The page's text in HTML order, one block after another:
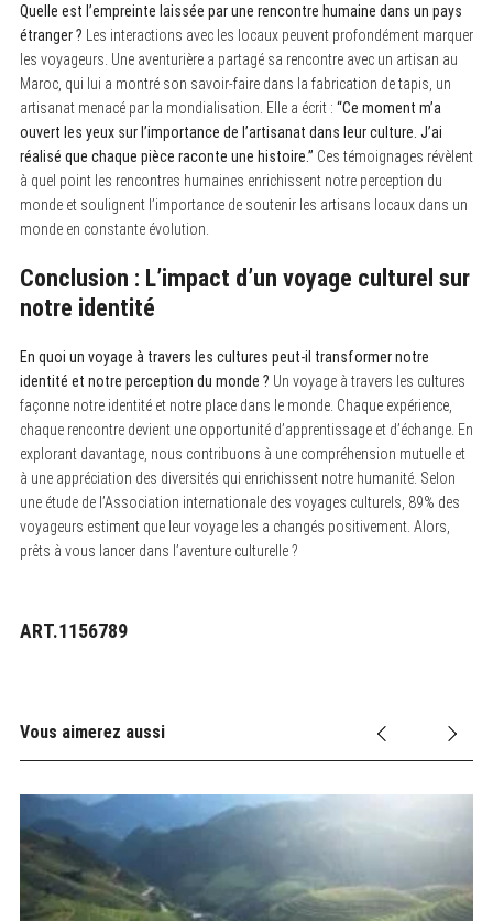
Quelle est l’empreinte laissée par une rencontre humaine dans un pays
étranger ? Les interactions avec les locaux peuvent profondément marquer
les voyageurs. Une aventurière a partagé sa rencontre avec un artisan au
Maroc, qui lui a montré son savoir-faire dans la fabrication de tapis, un
artisanat menacé par la mondialisation. Elle a écrit : “Ce moment m’a
ouvert les yeux sur l’importance de l’artisanat dans leur culture. J’ai
réalisé que chaque pièce raconte une histoire.” Ces témoignages révèlent
à quel point les rencontres humaines enrichissent notre perception du
monde et soulignent l’importance de soutenir les artisans locaux dans un
monde en constante évolution.
Conclusion : L’impact d’un voyage culturel sur
notre identité
En quoi un voyage à travers les cultures peut-il transformer notre
identité et notre perception du monde ? Un voyage à travers les cultures
façonne notre identité et notre place dans le monde. Chaque expérience,
chaque rencontre devient une opportunité d’apprentissage et d’échange. En
explorant davantage, nous contribuons à une compréhension mutuelle et
à une appréciation des diversités qui enrichissent notre humanité. Selon
une étude de l’Association internationale des voyages culturels, 89% des
voyageurs estiment que leur voyage les a changés positivement. Alors,
prêts à vous lancer dans l’aventure culturelle ?
ART.1156789
Vous aimerez aussi